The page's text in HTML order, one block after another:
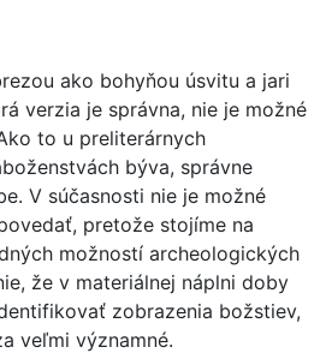
ako bohyňou úsvitu a jari
verzia je správna, nie je možné
to u preliterárnych
býva, správne
V súčasnosti nie je možné
pretože stojíme na
možností archeologických
že v materiálnej náplni doby
zobrazenia božstiev,
veľmi významné.